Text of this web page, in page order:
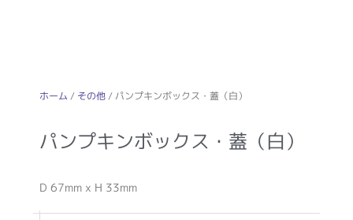
ホーム / その他/ パンプキンボックス・蓋（白）
パンプキンボックス・蓋（白）
D 67mm x H 33mm